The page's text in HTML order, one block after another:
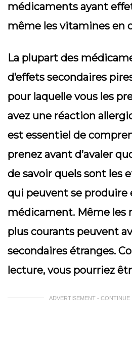
médicaments ayant
même les vitamines en
La plupart des
d’effets secondaires
pour laquelle vous les
avez une réaction
est essentiel de
prenez avant d’avaler
de savoir quels sont les
qui peuvent se produire
médicament. Même les
plus courants peuvent
secondaires étranges.
lecture, vous pourriez
ADVERTISEMENT - CONTINUE